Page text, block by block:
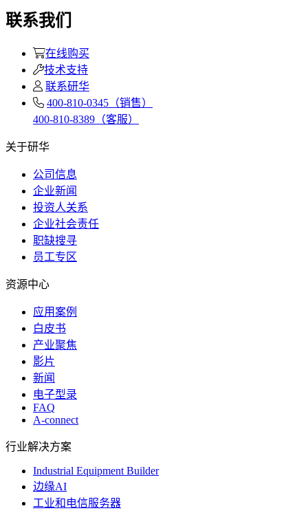
联系我们
在线购买
技术支持
联系研华
400-810-0345（销售）
400-810-8389（客服）
关于研华
公司信息
企业新闻
投资人关系
企业社会责任
职缺搜寻
员工专区
资源中心
应用案例
白皮书
产业聚焦
影片
新闻
电子型录
FAQ
A-connect
行业解决方案
Industrial Equipment Builder
边缘AI
工业和电信服务器